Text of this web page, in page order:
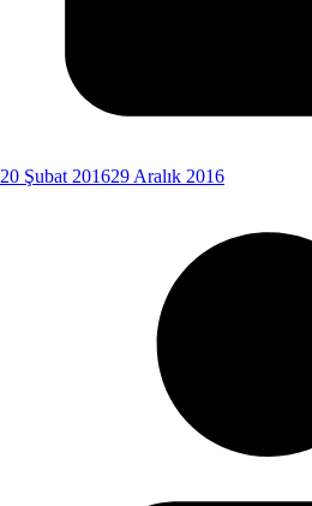
20 Şubat 201629 Aralık 2016